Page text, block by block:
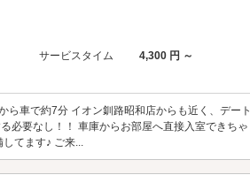
サービスタイム
4,300 円 ～
ら車で約7分 イオン釧路昭和店からも近く、デート
必要なし！！ 車庫からお部屋へ直接入室できちゃ
てます♪ ご来...